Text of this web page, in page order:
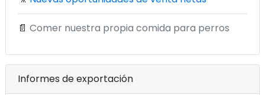
📄 Comer nuestra propia comida para perros
Informes de exportación